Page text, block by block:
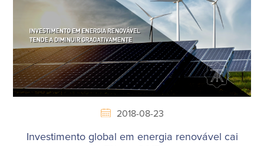
2018-08-23
Investimento global em energia renovável cai